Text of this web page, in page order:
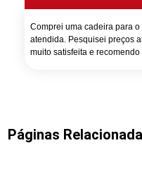
Comprei uma cadeira para
atendida. Pesquisei preços
muito satisfeita e
Páginas